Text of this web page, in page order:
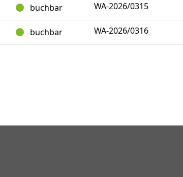
buchbar WA-2026/0315
buchbar WA-2026/0316